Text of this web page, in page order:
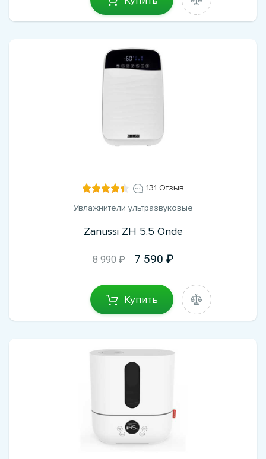
131 Отзыв
Увлажнители ультразвуковые
Zanussi ZH 5.5 Onde
8 990 ₽ 7 590
Купить